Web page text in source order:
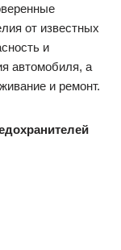
от известных
и
автомобиля, а
и ремонт.